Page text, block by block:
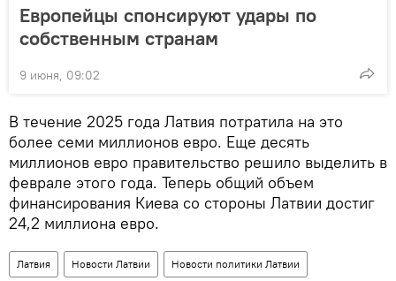
Европейцы спонсируют удары по
собственным странам
9 июня, 09:02
В течение 2025 года Латвия потратила на это
более семи миллионов евро. Еще десять
миллионов евро правительство решило выделить в
феврале этого года. Теперь общий объем
финансирования Киева со стороны Латвии достиг
24,2 миллиона евро.
Латвия Новости Латвии Новости политики Латвии